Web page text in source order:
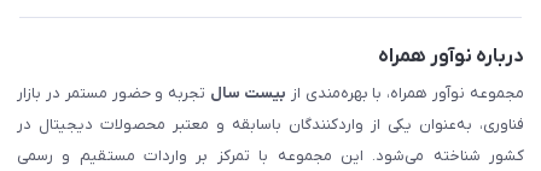
درباره نوآور همراه
مجموعه نوآور همراه، با بهره‌مندی از بیست سال تجربه و حضور مستمر در بازار
فناوری، به‌عنوان یکی از واردکنندگان باسابقه و معتبر محصولات دیجیتال در
کشور شناخته می‌شود. این مجموعه با تمرکز بر واردات مستقیم و رسمی